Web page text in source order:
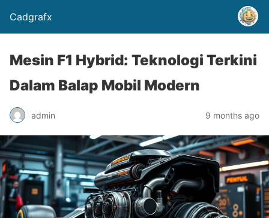
Cadgrafx
Mesin F1 Hybrid: Teknologi Terkini
Dalam Balap Mobil Modern
admin 9 months ago